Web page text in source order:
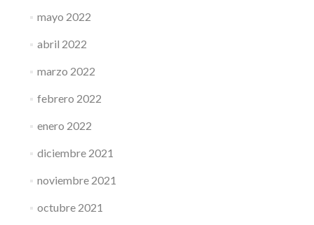
mayo 2022
abril 2022
marzo 2022
febrero 2022
enero 2022
diciembre 2021
noviembre 2021
octubre 2021